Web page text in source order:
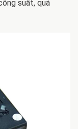
suất, quá